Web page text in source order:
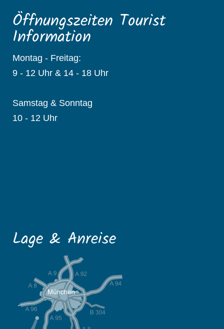
Öffnungszeiten Tourist
Information
Montag - Freitag:
9 - 12 Uhr & 14 - 18 Uhr
Samstag & Sonntag
10 - 12 Uhr
Lage & Anreise